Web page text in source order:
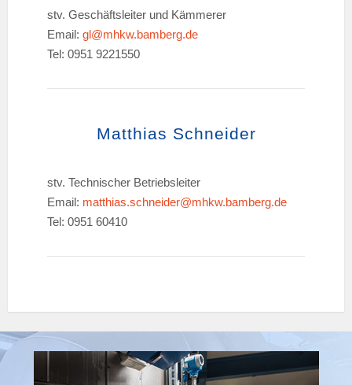
stv. Geschäftsleiter und Kämmerer
Email: gl@mhkw.bamberg.de
Tel: 0951 9221550
Matthias Schneider
stv. Technischer Betriebsleiter
Email: matthias.schneider@mhkw.bamberg.de
Tel: 0951 60410